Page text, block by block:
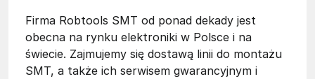
Firma Robtools SMT od ponad dekady jest
obecna na rynku elektroniki w Polsce i na
świecie. Zajmujemy się dostawą linii do montażu
SMT, a także ich serwisem gwarancyjnym i